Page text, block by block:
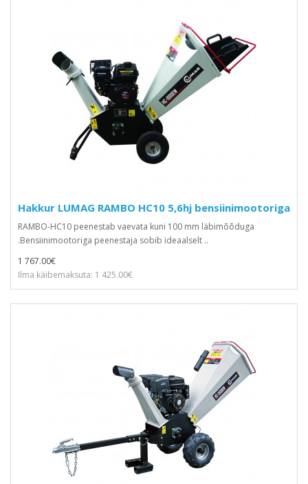
Hakkur LUMAG RAMBO HC10 5,6hj bensiinimootoriga
RAMBO-HC10 peenestab vaevata kuni 100 mm läbimõõduga
.Bensiinimootoriga peenestaja sobib ideaalselt ..
1 767.00€
Ilma käibemaksuta: 1 425.00€